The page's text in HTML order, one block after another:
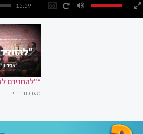
15:59
*"להחזירם
מערכת בחזית